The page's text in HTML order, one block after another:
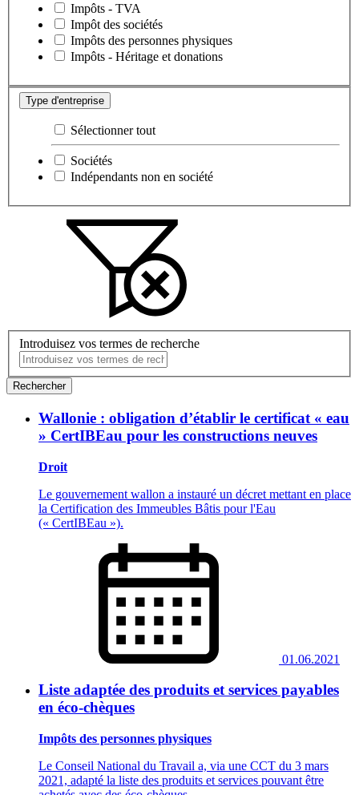
Impôts - TVA
Impôt des sociétés
Impôts des personnes physiques
Impôts - Héritage et donations
Type d'entreprise
Sélectionner tout
Sociétés
Indépendants non en société
Introduisez vos termes de recherche
Rechercher
Wallonie : obligation d’établir le certificat « eau
» CertIBEau pour les constructions neuves
Droit
Le gouvernement wallon a instauré un décret mettant en place
la Certification des Immeubles Bâtis pour l'Eau
(« CertIBEau »).
01.06.2021
Liste adaptée des produits et services payables
en éco-chèques
Impôts des personnes physiques
Le Conseil National du Travail a, via une CCT du 3 mars
2021, adapté la liste des produits et services pouvant être